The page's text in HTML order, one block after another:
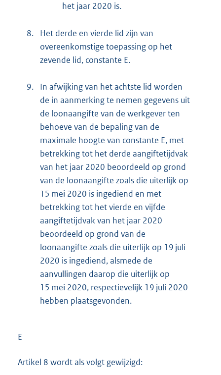
het jaar 2020 is.
8.
Het derde en vierde lid zijn van
overeenkomstige toepassing op het
zevende lid, constante E.
9.
In afwijking van het achtste lid worden
de in aanmerking te nemen gegevens uit
de loonaangifte van de werkgever ten
behoeve van de bepaling van de
maximale hoogte van constante E, met
betrekking tot het derde aangiftetijdvak
van het jaar 2020 beoordeeld op grond
van de loonaangifte zoals die uiterlijk op
15 mei 2020 is ingediend en met
betrekking tot het vierde en vijfde
aangiftetijdvak van het jaar 2020
beoordeeld op grond van de
loonaangifte zoals die uiterlijk op 19 juli
2020 is ingediend, alsmede de
aanvullingen daarop die uiterlijk op
15 mei 2020, respectievelijk 19 juli 2020
hebben plaatsgevonden.
E
Artikel 8 wordt als volgt gewijzigd: